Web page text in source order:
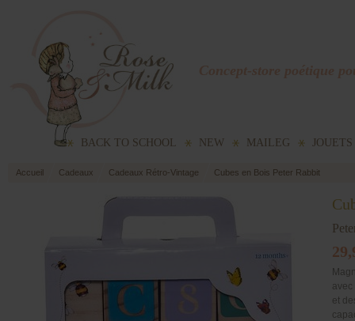
Concept-store poétique
BACK TO SCHOOL NEW MAILEG JOUETS
Accueil Cadeaux Cadeaux Rétro-Vintage Cubes en Bois Peter Rabbit
et